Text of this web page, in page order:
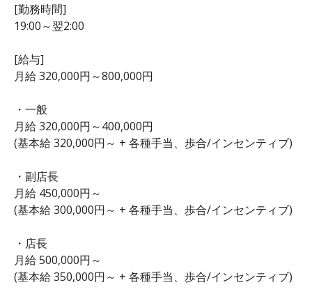
[勤務時間]
19:00～翌2:00
[給与]
月給 320,000円～800,000円
・一般
月給 320,000円～400,000円
(基本給 320,000円～ + 各種手当、歩合/インセンティブ)
・副店長
月給 450,000円～
(基本給 300,000円～ + 各種手当、歩合/インセンティブ)
・店長
月給 500,000円～
(基本給 350,000円～ + 各種手当、歩合/インセンティブ)